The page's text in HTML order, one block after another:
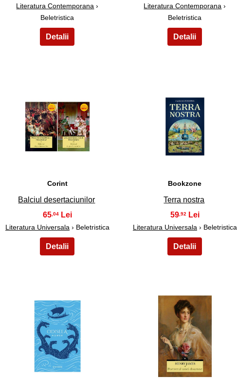
Literatura Contemporana ›
Beletristica
Literatura Contemporana ›
Beletristica
23
Corint
Balciul desertaciunilor
65,04
Literatura Universala › Beletristica
24
Bookzone
Terra nostra
59,92
Literatura Universala › Beletristica
28 29